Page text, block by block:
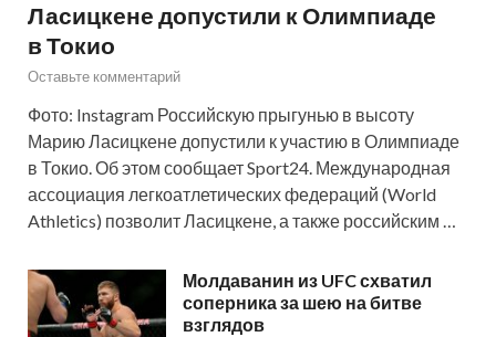
Ласицкене допустили к Олимпиаде
в Токио
Оставьте комментарий
Фото: Instagram Российскую прыгунью в высоту
Марию Ласицкене допустили к участию в Олимпиаде
в Токио. Об этом сообщает Sport24. Международная
ассоциация легкоатлетических федераций (World
Athletics) позволит Ласицкене, а также российским …
Молдаванин из UFC схватил
соперника за шею на битве
взглядов